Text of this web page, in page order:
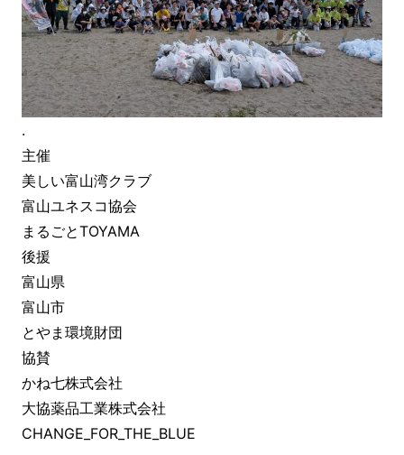
.
主催
美しい富山湾クラブ
富山ユネスコ協会
まるごとTOYAMA
後援
富山県
富山市
とやま環境財団
協賛
かね七株式会社
大協薬品工業株式会社
CHANGE_FOR_THE_BLUE